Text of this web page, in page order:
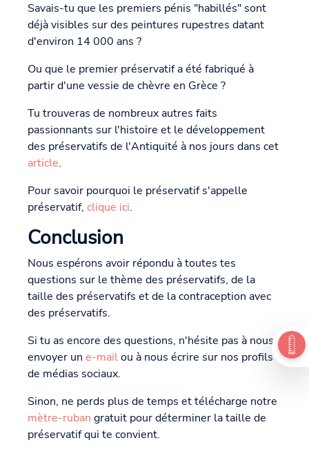
Savais-tu que les premiers pénis "habillés" sont
déjà visibles sur des peintures rupestres datant
d'environ 14 000 ans ?
Ou que le premier préservatif a été fabriqué à
partir d'une vessie de chèvre en Grèce ?
Tu trouveras de nombreux autres faits
passionnants sur l'histoire et le développement
des préservatifs de l'Antiquité à nos jours dans cet
article.
Pour savoir pourquoi le préservatif s'appelle
préservatif, clique ici.
Conclusion
Nous espérons avoir répondu à toutes tes
questions sur le thème des préservatifs, de la
taille des préservatifs et de la contraception avec
des préservatifs.
Si tu as encore des questions, n'hésite pas à nous
envoyer un e-mailou à nous écrire sur nos profils
de médias sociaux.
Sinon, ne perds plus de temps et télécharge notre
mètre-ruban gratuit pour déterminer la taille de
préservatif qui te convient.